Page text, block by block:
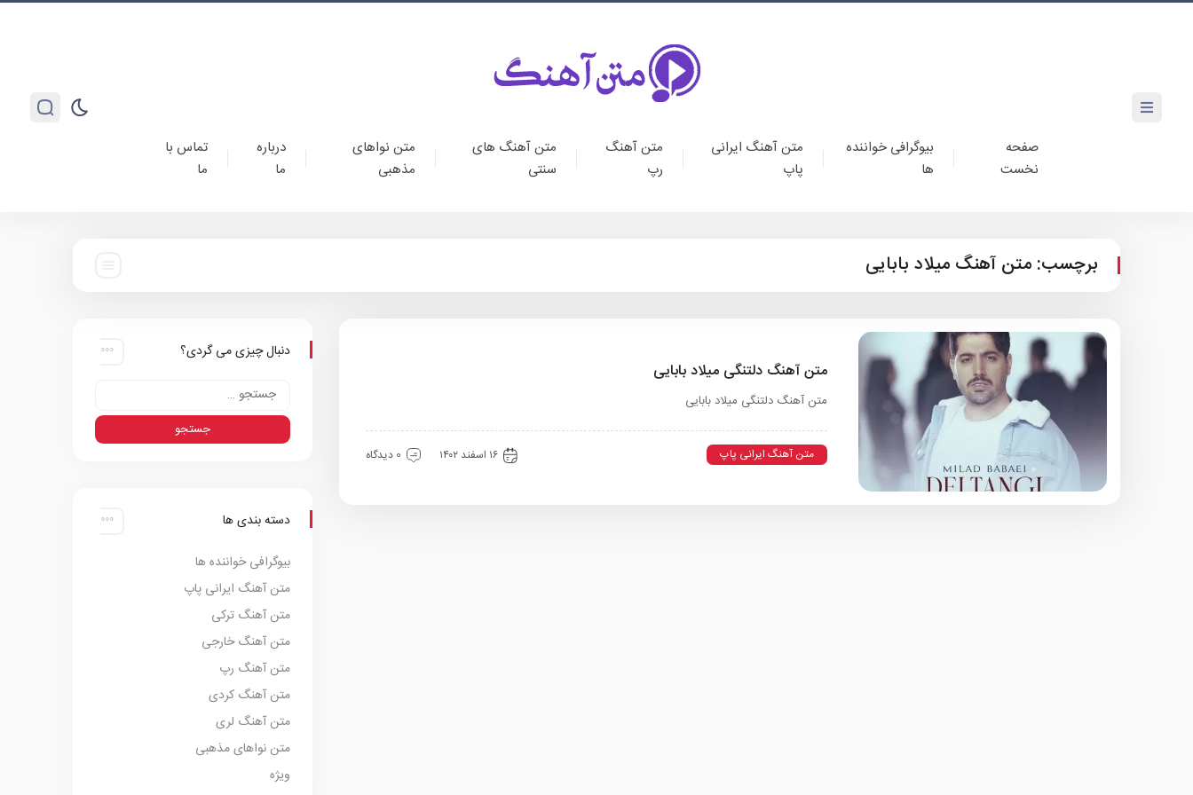
صفحه
نخست
بیوگرافی خواننده
ها
متن آهنگ ایرانی
پاپ
متن آهنگ
رپ
متن آهنگ های
سنتی
متن نواهای
مذهبی
درباره
ما
تماس با
ما
برچسب: متن آهنگ میلاد بابایی
متن آهنگ دلتنگی میلاد بابایی
متن آهنگ دلتنگی میلاد بابایی
متن آهنگ ایرانی پاپ ۱۶ اسفند ۱۴۰۲ 0 دیدگاه
دنبال چیزی می گردی؟
دسته بندی ها
بیوگرافی خواننده ها
متن آهنگ ایرانی پاپ
متن آهنگ ترکی
متن آهنگ خارجی
متن آهنگ رپ
متن آهنگ کردی
متن آهنگ لری
متن نواهای مذهبی
ویژه